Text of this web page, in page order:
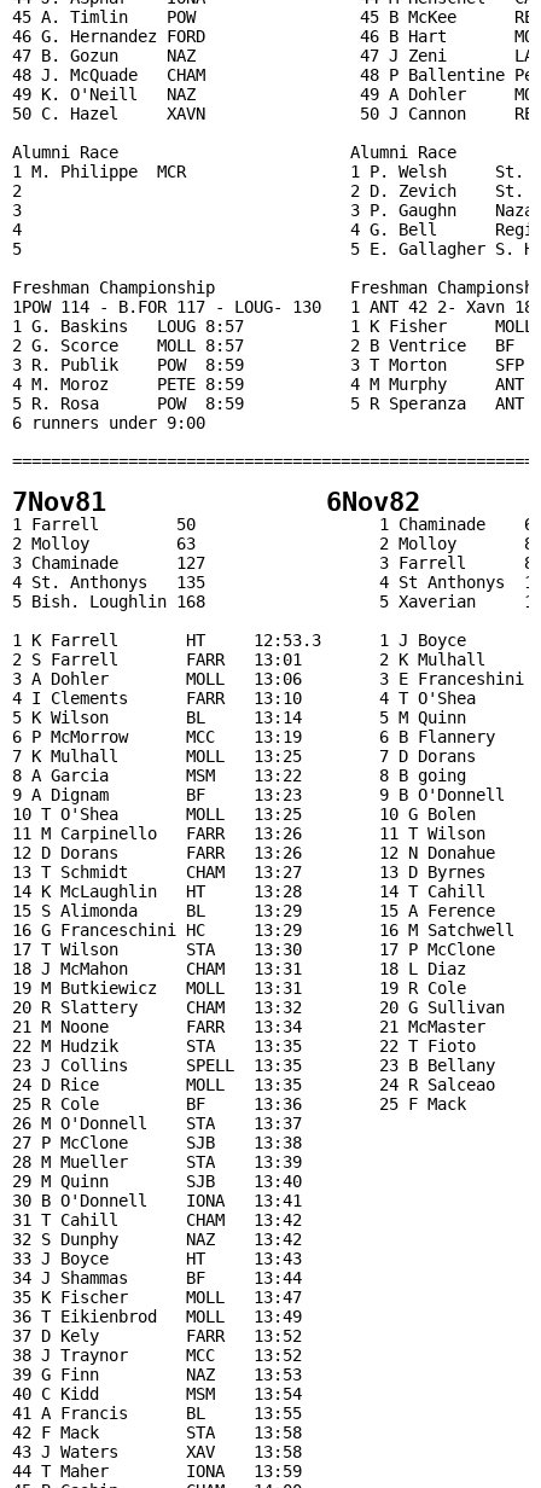
45 A. Timlin    POW                 45 B McKee
46 G. Hernandez FORD                46 B Hart
47 B. Gozun     NAZ                 47 J Zeni
48 J. McQuade   CHAM                48 P Ballentine
49 K. O'Neill   NAZ                 49 A Dohler
50 C. Hazel     XAVN                50 J Cannon
Alumni Race                        Alumni Race
1 M. Philippe  MCR                 1 P. Welsh     St.
2                                  2 D. Zevich
3                                  3 P. Gaughn
4                                  4 G. Bell
5                                  5 E. Gallagher S.
Freshman Championship              Freshman
1POW 114 - B.FOR 117 - LOUG- 130   1 ANT 42 2- Xavn
1 G. Baskins   LOUG 8:57           1 K Fisher
2 G. Scorce    MOLL 8:57           2 B Ventrice
3 R. Publik    POW  8:59           3 T Morton
4 M. Moroz     PETE 8:59           4 M Murphy
5 R. Rosa      POW  8:59           5 R Speranza
6 runners under 9:00
7Nov81              6Nov82
1 Farrell        50                   1 Chaminade
2 Molloy         63                   2 Molloy
3 Chaminade      127                  3 Farrell
4 St. Anthonys   135                  4 St Anthonys
5 Bish. Loughlin 168                  5 Xaverian
1 K Farrell       HT     12:53.3      1 J Boyce
2 S Farrell       FARR   13:01        2 K Mulhall
3 A Dohler        MOLL   13:06        3 E Franceshini
4 I Clements      FARR   13:10        4 T O'Shea
5 K Wilson        BL     13:14        5 M Quinn
6 P McMorrow      MCC    13:19        6 B Flannery
7 K Mulhall       MOLL   13:25        7 D Dorans
8 A Garcia        MSM    13:22        8 B going
9 A Dignam        BF     13:23        9 B O'Donnell
10 T O'Shea       MOLL   13:25        10 G Bolen
11 M Carpinello   FARR   13:26        11 T Wilson
12 D Dorans       FARR   13:26        12 N Donahue
13 T Schmidt      CHAM   13:27        13 D Byrnes
14 K McLaughlin   HT     13:28        14 T Cahill
15 S Alimonda     BL     13:29        15 A Ference
16 G Franceschini HC     13:29        16 M Satchwell
17 T Wilson       STA    13:30        17 P McClone
18 J McMahon      CHAM   13:31        18 L Diaz
19 M Butkiewicz   MOLL   13:31        19 R Cole
20 R Slattery     CHAM   13:32        20 G Sullivan
21 M Noone        FARR   13:34        21 McMaster
22 M Hudzik       STA    13:35        22 T Fioto
23 J Collins      SPELL  13:35        23 B Bellany
24 D Rice         MOLL   13:35        24 R Salceao
25 R Cole         BF     13:36        25 F Mack
26 M O'Donnell    STA    13:37
27 P McClone      SJB    13:38
28 M Mueller      STA    13:39
29 M Quinn        SJB    13:40
30 B O'Donnell    IONA   13:41
31 T Cahill       CHAM   13:42
32 S Dunphy       NAZ    13:42
33 J Boyce        HT     13:43
34 J Shammas      BF     13:44
35 K Fischer      MOLL   13:47
36 T Eikienbrod   MOLL   13:49
37 D Kely         FARR   13:52
38 J Traynor      MCC    13:52
39 G Finn         NAZ    13:53
40 C Kidd         MSM    13:54
41 A Francis      BL     13:55
42 F Mack         STA    13:58
43 J Waters       XAV    13:58
44 T Maher        IONA   13:59